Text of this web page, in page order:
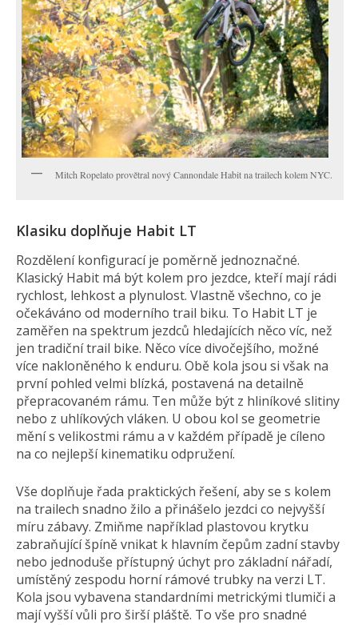
Mitch Ropelato provětral nový Cannondale Habit na trailech kolem NYC.
Klasiku doplňuje Habit LT
Rozdělení konfigurací je poměrně jednoznačné.
Klasický Habit má být kolem pro jezdce, kteří mají rádi
rychlost, lehkost a plynulost. Vlastně všechno, co je
očekáváno od moderního trail biku. To Habit LT je
zaměřen na spektrum jezdců hledajících něco víc, než
jen tradiční trail bike. Něco více divočejšího, možné
více nakloněného k enduru. Obě kola jsou si však na
první pohled velmi blízká, postavená na detailně
přepracovaném rámu. Ten může být z hliníkové slitiny
nebo z uhlíkových vláken. U obou kol se geometrie
mění s velikostmi rámu a v každém případě je cíleno
na co nejlepší kinematiku odpružení.
Vše doplňuje řada praktických řešení, aby se s kolem
na trailech snadno žilo a přinášelo jezdci co nejvyšší
míru zábavy. Zmiňme například plastovou krytku
zabraňující špíně vnikat k hlavním čepům zadní stavby
nebo jednoduše přístupný úchyt pro základní nářadí,
umístěný zespodu horní rámové trubky na verzi LT.
Kola jsou vybavena standardními metrickými tlumiči a
mají vyšší vůli pro širší pláště. To vše pro snadné